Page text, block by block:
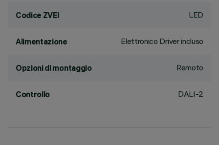
Codice ZVEI LED
Alimentazione Elettronico Driver incluso
Opzioni di montaggio Remoto
Controllo DALI-2